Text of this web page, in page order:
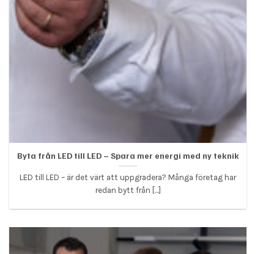
Byta från LED till LED – Spara mer energi med ny teknik
LED till LED – är det värt att uppgradera? Många företag har
redan bytt från [...]